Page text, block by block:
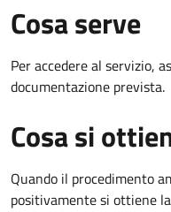
Cosa serve
Per accedere al servizio,
documentazione prevista.
Cosa si
Quando il procedimento
positivamente si ottiene